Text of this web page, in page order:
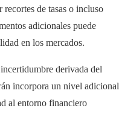
recortes de tasas o incluso
adicionales puede
en los mercados.
derivada del
incorpora un nivel adicional
al entorno financiero